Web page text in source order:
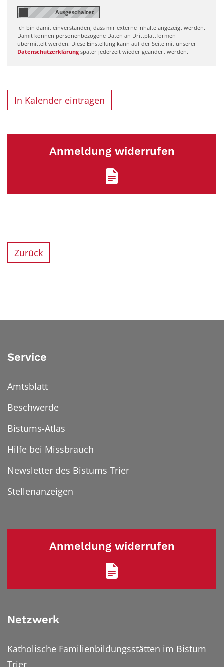
Ich bin damit einverstanden, dass mir externe Inhalte angezeigt werden.
Damit können personenbezogene Daten an Drittplattformen
übermittelt werden. Diese Einstellung kann auf der Seite mit unserer
Datenschutzerklärung später jederzeit wieder geändert werden.
In Kalender eintragen
Anmeldung widerrufen
Zurück
Service
Amtsblatt
Beschwerde
Bistums-Atlas
Hilfe bei Missbrauch
Newsletter des Bistums Trier
Stellenanzeigen
Anmeldung widerrufen
Netzwerk
Katholische Familienbildungsstätten im Bistum